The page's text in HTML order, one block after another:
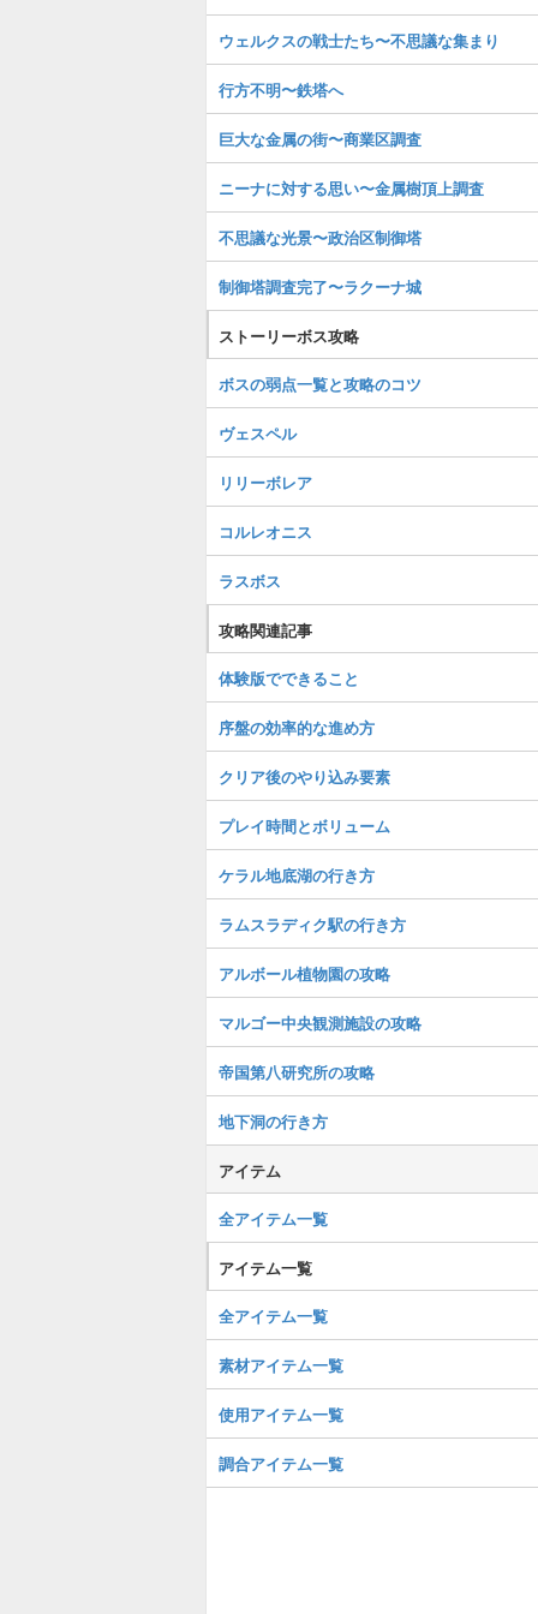
ウェルクスの戦士たち〜不思議な集まり
行方不明〜鉄塔へ
巨大な金属の街〜商業区調査
ニーナに対する思い〜金属樹頂上調査
不思議な光景〜政治区制御塔
制御塔調査完了〜ラクーナ城
ストーリーボス攻略
ボスの弱点一覧と攻略のコツ
ヴェスペル
リリーボレア
コルレオニス
ラスボス
攻略関連記事
体験版でできること
序盤の効率的な進め方
クリア後のやり込み要素
プレイ時間とボリューム
ケラル地底湖の行き方
ラムスラディク駅の行き方
アルボール植物園の攻略
マルゴー中央観測施設の攻略
帝国第八研究所の攻略
地下洞の行き方
アイテム
全アイテム一覧
アイテム一覧
全アイテム一覧
素材アイテム一覧
使用アイテム一覧
調合アイテム一覧